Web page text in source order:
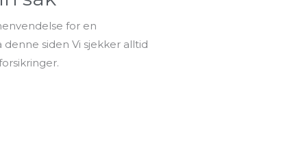
for en
siden Vi sjekker alltid